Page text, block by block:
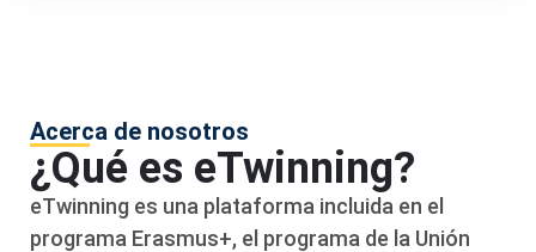
Acerca de nosotros
¿Qué es eTwinning?
eTwinning es una plataforma incluida en el
programa Erasmus+, el programa de la Unión